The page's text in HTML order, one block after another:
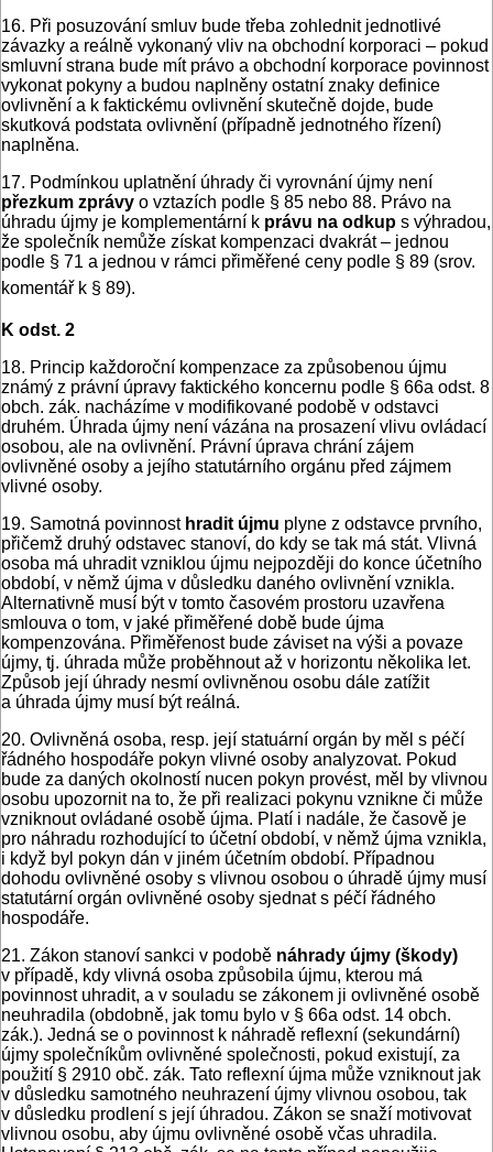
16. Při posuzování smluv bude třeba zohlednit jednotlivé
závazky a reálně vykonaný vliv na obchodní korporaci – pokud
smluvní strana bude mít právo a obchodní korporace povinnost
vykonat pokyny a budou naplněny ostatní znaky definice
ovlivnění a k faktickému ovlivnění skutečně dojde, bude
skutková podstata ovlivnění (případně jednotného řízení)
naplněna.
17. Podmínkou uplatnění úhrady či vyrovnání újmy není
přezkum zprávy o vztazích podle § 85 nebo 88. Právo na
úhradu újmy je komplementární k právu na odkup s výhradou,
že společník nemůže získat kompenzaci dvakrát – jednou
podle § 71 a jednou v rámci přiměřené ceny podle § 89 (srov.
komentář k § 89).
K odst. 2
18. Princip každoroční kompenzace za způsobenou újmu
známý z právní úpravy faktického koncernu podle § 66a odst. 8
obch. zák. nacházíme v modifikované podobě v odstavci
druhém. Úhrada újmy není vázána na prosazení vlivu ovládací
osobou, ale na ovlivnění. Právní úprava chrání zájem
ovlivněné osoby a jejího statutárního orgánu před zájmem
vlivné osoby.
19. Samotná povinnost hradit újmu plyne z odstavce prvního,
přičemž druhý odstavec stanoví, do kdy se tak má stát. Vlivná
osoba má uhradit vzniklou újmu nejpozději do konce účetního
období, v němž újma v důsledku daného ovlivnění vznikla.
Alternativně musí být v tomto časovém prostoru uzavřena
smlouva o tom, v jaké přiměřené době bude újma
kompenzována. Přiměřenost bude záviset na výši a povaze
újmy, tj. úhrada může proběhnout až v horizontu několika let.
Způsob její úhrady nesmí ovlivněnou osobu dále zatížit
a úhrada újmy musí být reálná.
20. Ovlivněná osoba, resp. její statuární orgán by měl s péčí
řádného hospodáře pokyn vlivné osoby analyzovat. Pokud
bude za daných okolností nucen pokyn provést, měl by vlivnou
osobu upozornit na to, že při realizaci pokynu vznikne či může
vzniknout ovládané osobě újma. Platí i nadále, že časově je
pro náhradu rozhodující to účetní období, v němž újma vznikla,
i když byl pokyn dán v jiném účetním období. Případnou
dohodu ovlivněné osoby s vlivnou osobou o úhradě újmy musí
statutární orgán ovlivněné osoby sjednat s péčí řádného
hospodáře.
21. Zákon stanoví sankci v podobě náhrady újmy (škody)
v případě, kdy vlivná osoba způsobila újmu, kterou má
povinnost uhradit, a v souladu se zákonem ji ovlivněné osobě
neuhradila (obdobně, jak tomu bylo v § 66a odst. 14 obch.
zák.). Jedná se o povinnost k náhradě reflexní (sekundární)
újmy společníkům ovlivněné společnosti, pokud existují, za
použití § 2910 obč. zák. Tato reflexní újma může vzniknout jak
v důsledku samotného neuhrazení újmy vlivnou osobou, tak
v důsledku prodlení s její úhradou. Zákon se snaží motivovat
vlivnou osobu, aby újmu ovlivněné osobě včas uhradila.